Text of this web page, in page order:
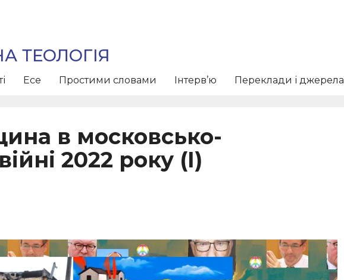
ТЕОЛОГІЯ
Есе Простими словами Інтерв’ю Переклади і джерела
в московсько-
2022 року (I)